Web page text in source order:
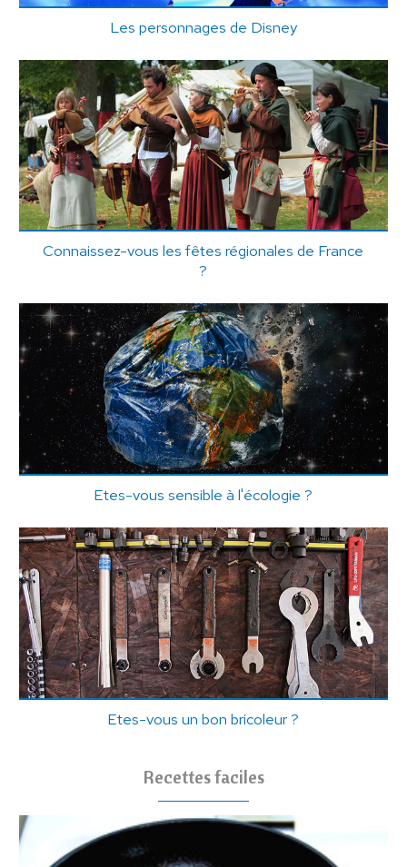
Les personnages de Disney
Connaissez-vous les fêtes régionales de France
?
Etes-vous sensible à l'écologie ?
Etes-vous un bon bricoleur ?
Recettes faciles